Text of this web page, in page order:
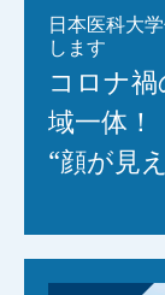
日本医科大
します
コロナ
域一体！
“顔が見